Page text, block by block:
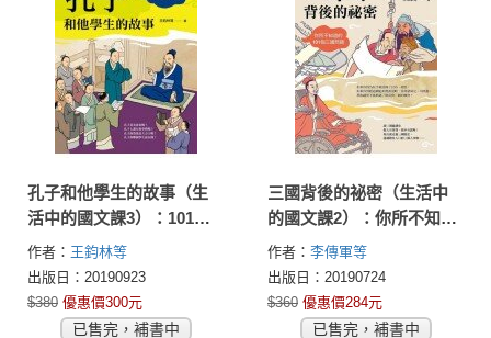
孔子和他學生的故事（生
活中的國文課3）：101個
關於孔子老師的問題
作者： 王鈞林等
出版日：20190923
$380 優惠價300元
已售完，補書中
三國背後的祕密（生活中
的國文課2）：你所不知道
的101個三國問題
作者： 李傳軍等
出版日：20190724
$360 優惠價284元
已售完，補書中